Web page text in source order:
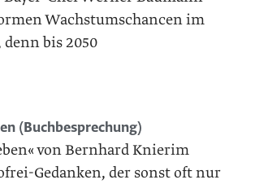
Wachstumschancen im
bis 2050
(Buchbesprechung)
von Bernhard Knierim
Gedanken, der sonst oft nur